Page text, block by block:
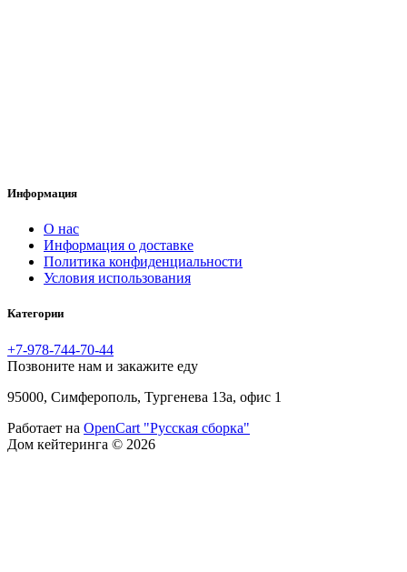
Информация
O нас
Информация о доставке
Политика конфиденциальности
Условия использования
Категории
+7-978-744-70-44
Позвоните нам и закажите еду
95000, Симферополь, Тургенева 13а, офис 1
Работает на OpenCart "Русская сборка"
Дом кейтеринга © 2026